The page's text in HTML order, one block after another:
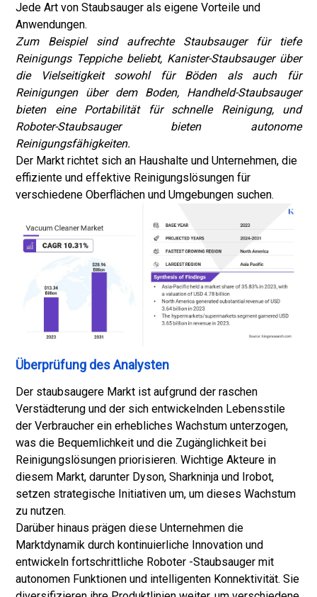
Jede Art von Staubsauger als eigene Vorteile und
Anwendungen.
Zum Beispiel sind aufrechte Staubsauger für tiefe
Reinigungs Teppiche beliebt, Kanister-Staubsauger über
die Vielseitigkeit sowohl für Böden als auch für
Reinigungen über dem Boden, Handheld-Staubsauger
bieten eine Portabilität für schnelle Reinigung, und
Roboter-Staubsauger bieten autonome
Reinigungsfähigkeiten.
Der Markt richtet sich an Haushalte und Unternehmen, die
effiziente und effektive Reinigungslösungen für
verschiedene Oberflächen und Umgebungen suchen.
Überprüfung des Analysten
Der staubsaugere Markt ist aufgrund der raschen
Verstädterung und der sich entwickelnden Lebensstile
der Verbraucher ein erhebliches Wachstum unterzogen,
was die Bequemlichkeit und die Zugänglichkeit bei
Reinigungslösungen priorisieren. Wichtige Akteure in
diesem Markt, darunter Dyson, Sharkninja und Irobot,
setzen strategische Initiativen um, um dieses Wachstum
zu nutzen.
Darüber hinaus prägen diese Unternehmen die
Marktdynamik durch kontinuierliche Innovation und
entwickeln fortschrittliche Roboter -Staubsauger mit
autonomen Funktionen und intelligenten Konnektivität. Sie